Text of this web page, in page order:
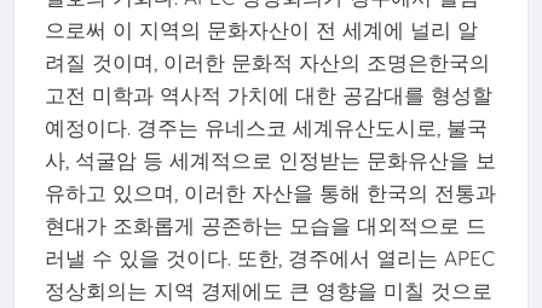
으로써 이 지역의 문화자산이 전 세계에 널리 알
려질 것이며, 이러한 문화적 자산의 조명은한국의
고전 미학과 역사적 가치에 대한 공감대를 형성할
예정이다. 경주는 유네스코 세계유산도시로, 불국
사, 석굴암 등 세계적으로 인정받는 문화유산을 보
유하고 있으며, 이러한 자산을 통해 한국의 전통과
현대가 조화롭게 공존하는 모습을 대외적으로 드
러낼 수 있을 것이다. 또한, 경주에서 열리는 APEC
정상회의는 지역 경제에도 큰 영향을 미칠 것으로